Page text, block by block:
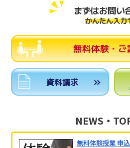
まずはお問い
かんたん入力
無料体験・ご
資料請求
NEWS・
無料体験授業 申